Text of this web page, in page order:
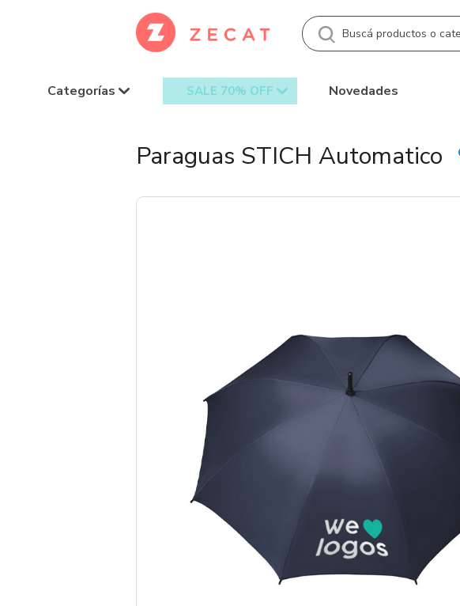
Categorías SALE 70% OFF Novedades
Paraguas STICH Automatico